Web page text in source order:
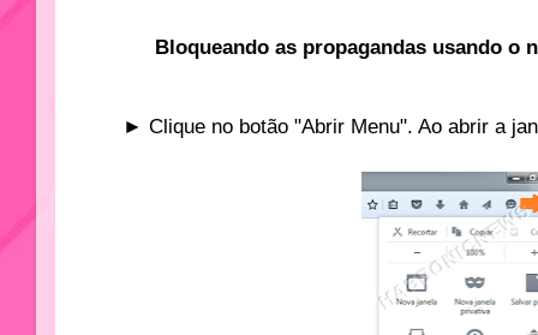
Bloqueando as propagandas usando o
► Clique no botão "Abrir Menu". Ao abrir a